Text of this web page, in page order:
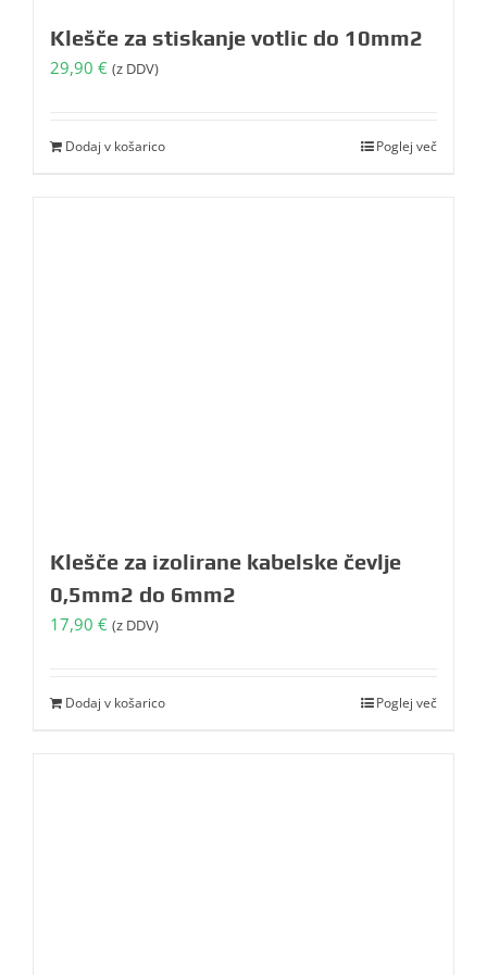
Klešče za stiskanje votlic do 10mm2
29,90 € (z DDV)
Dodaj v košarico Poglej več
Klešče za izolirane kabelske čevlje
0,5mm2 do 6mm2
17,90 € (z DDV)
Dodaj v košarico Poglej več